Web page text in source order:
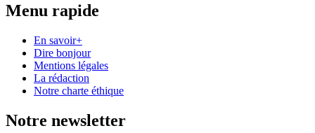
Menu rapide
En savoir+
Dire bonjour
Mentions légales
La rédaction
Notre charte éthique
Notre newsletter